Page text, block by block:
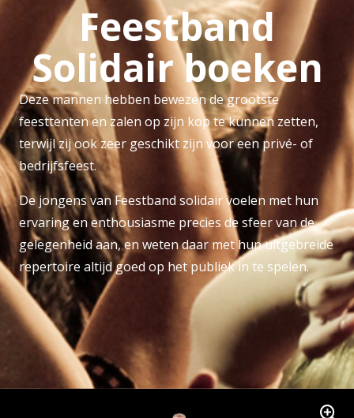
Feestband
Solidair boeken
Deze mannen hebben bewezen de grootste
feesttenten en zalen op zijn kop te kunnen zetten,
terwijl zij ook zeer geschikt zijn voor een privé- of
bedrijfsfeest.
De jongens van Feestband solidair voelen met hun
ervaring en enthousiasme precies de sfeer van de
gelegenheid aan, en weten daar met hun uitgebreide
repertoire altijd goed op het publiek in te spelen.